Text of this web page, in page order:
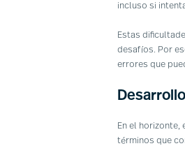
incluso si
Estas
desafíos. Por
errores que
En el horizonte,
términos que